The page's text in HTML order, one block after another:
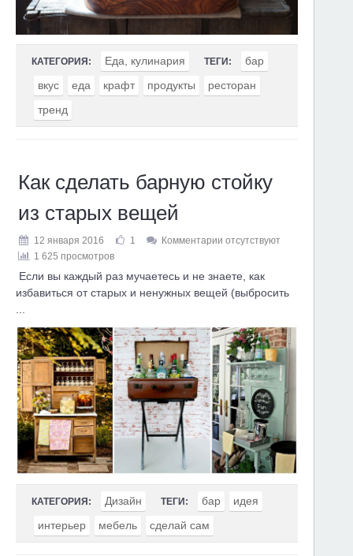
КАТЕГОРИЯ: Еда, кулинария ТЕГИ:
бар
вкус
еда крафт продукты
ресторан
тренд
Как сделать барную стойку
из старых вещей
12 января 2016 1
Комментарии отсутствуют
1 625 просмотров
Если вы каждый раз мучаетесь и не знаете, как
избавиться от старых и ненужных вещей (выбросить
КАТЕГОРИЯ: Дизайн ТЕГИ: бар
идея
интерьер
мебель сделай сам